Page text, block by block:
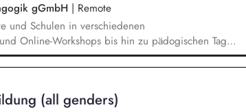
gGmbH | Remote
und Schulen in verschiedenen
Online-Workshops bis hin zu pädogischen Tagen
unsere Plattform schlau-lernen.org. Die inhaltlichen
Lesen lernen,
in der Grundschule.
(all genders)